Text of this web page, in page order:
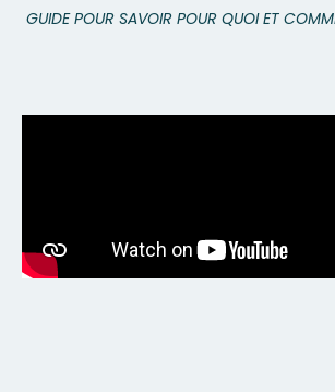
GUIDE POUR SAVOIR POUR QUOI ET